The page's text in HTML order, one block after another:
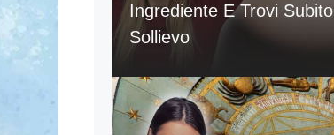
Ingrediente E Trovi Subito
Sollievo